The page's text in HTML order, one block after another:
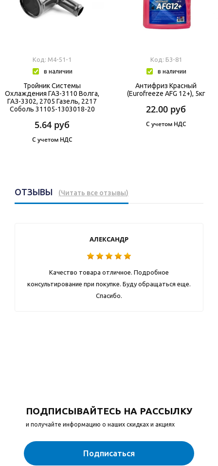
Код: М4-51-1
в наличии
Тройник Системы
Охлаждения ГАЗ-3110 Волга,
ГАЗ-3302, 2705 Газель, 2217
Соболь 31105-1303018-20
5.64 руб
С учетом НДС
Код: Б3-81
в наличии
Антифриз Красный
(Eurofreeze AFG 12+), 5кг
22.00 руб
С учетом НДС
ОТЗЫВЫ (Читать все отзывы)
АЛЕКСАНДР
Качество товара отличное. Подробное
консультирование при покупке. Буду обращаться еще.
Спасибо.
ПОДПИСЫВАЙТЕСЬ НА РАССЫЛКУ
и получайте информацию о наших скидках и акциях
Подписаться